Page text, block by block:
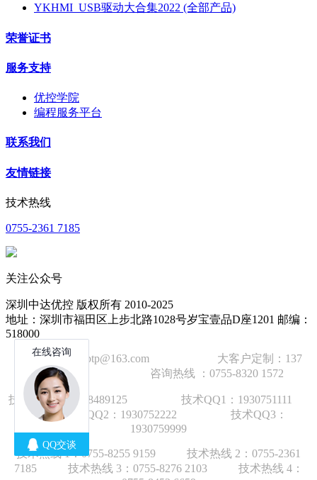
YKHMI_USB驱动大合集2022 (全部产品)
荣誉证书
服务支持
优控学院
编程服务平台
联系我们
友情链接
技术热线
0755-2361 7185
关注公众号
深圳中达优控 版权所有 2010-2025
地址：深圳市福田区上步北路1028号岁宝壹品D座1201 邮编：
518000
技术邮箱：wzbtp@163.com 大客户定制：137
1392 2586 咨询热线 ：0755-8320 1572
技术手机：18928489125
技术QQ1：1930751111
技术QQ2：1930752222 技术QQ3：
1930759999
技术热线 1：0755-8255 9159 技术热线 2： 0755-2361
7185技术热线 3： 0755-8276 2103技术热线 4：